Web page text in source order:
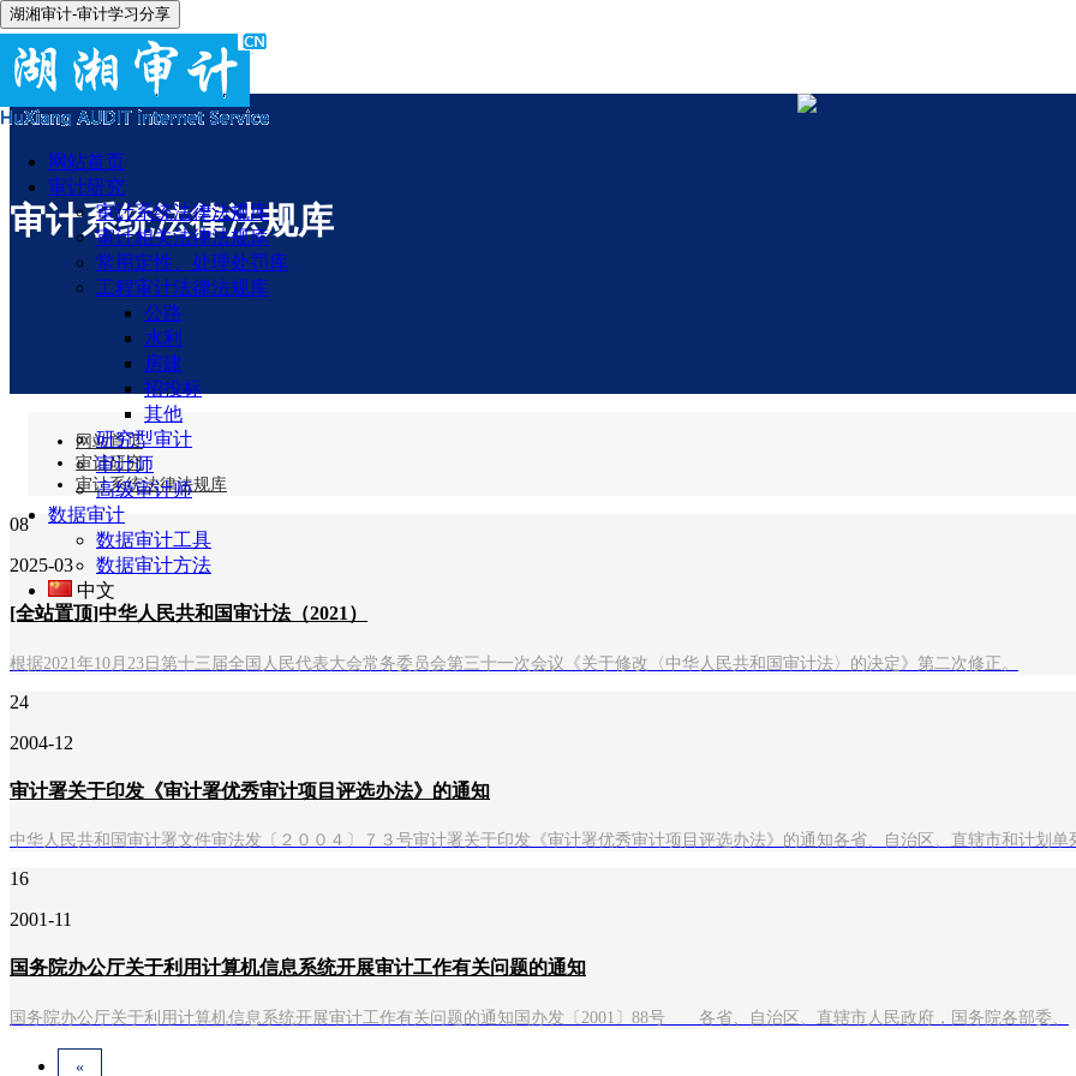
湖湘审计-审计学习分享
网站首页
审计研究
审计系统法律法规库
审计相关法律法规库
常用定性、处理处罚库
工程审计法律法规库
公路
水利
房建
招投标
其他
研究型审计
审计师
高级审计师
数据审计
数据审计工具
数据审计方法
中文
审计系统法律法规库
网站首页
审计研究
审计系统法律法规库
08
2025-03
[全站置顶]中华人民共和国审计法（2021）
根据2021年10月23日第十三届全国人民代表大会常务委员会第三十一次会议《关于修改〈中华人民共和国审计法〉的决定》第二次修正。
24
2004-12
审计署关于印发《审计署优秀审计项目评选办法》的通知
中华人民共和国审计署文件审法发〔２００４〕７３号审计署关于印发《审计署优秀审计项目评选办法》的通知各省、自治区、直辖市和计划单
16
2001-11
国务院办公厅关于利用计算机信息系统开展审计工作有关问题的通知
国务院办公厅关于利用计算机信息系统开展审计工作有关问题的通知国办发〔2001〕88号 各省、自治区、直辖市人民政府，国务院各部委、
«